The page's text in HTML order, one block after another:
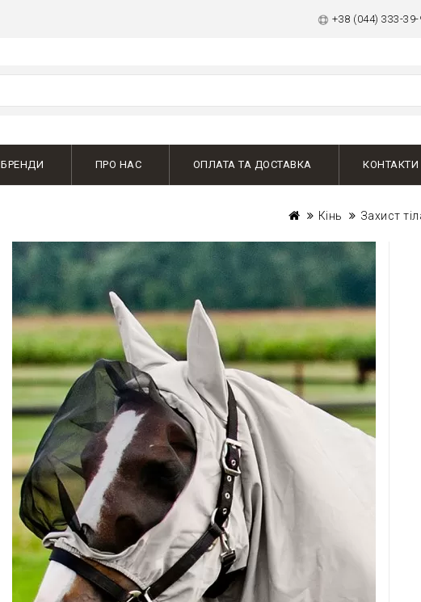
+38 (044) 333-39-
БРЕНДИ ПРО НАС ОПЛАТА ТА ДОСТАВКА КОНТАКТИ
Кінь Захист